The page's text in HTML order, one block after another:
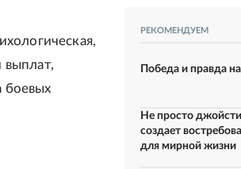
выплат,
боевых
РЕКОМЕНДУЕМ
Победа и правда
Не просто
создает
для мирной жизни